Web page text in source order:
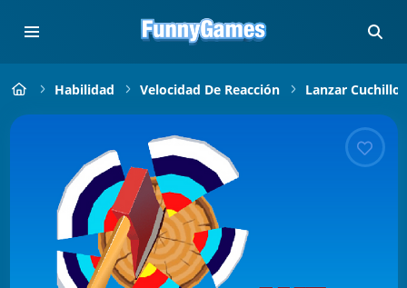
Habilidad Velocidad De Reacción Lanzar Cuchillos